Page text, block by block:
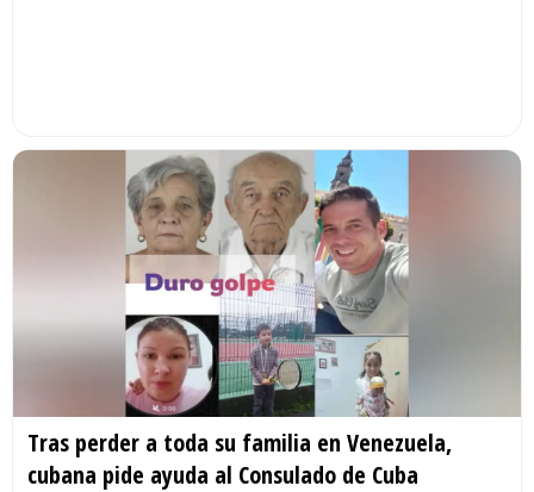
Tras perder a toda su familia en Venezuela,
cubana pide ayuda al Consulado de Cuba